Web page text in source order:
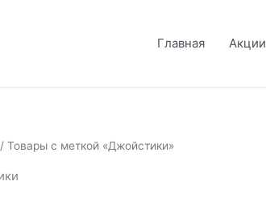
Главная Акции
/ Товары с меткой «Джойстики»